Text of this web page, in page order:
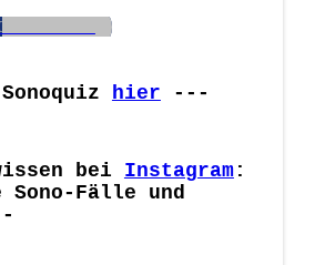
HIER
hier ---
bei Instagram:
Sono-Fälle und